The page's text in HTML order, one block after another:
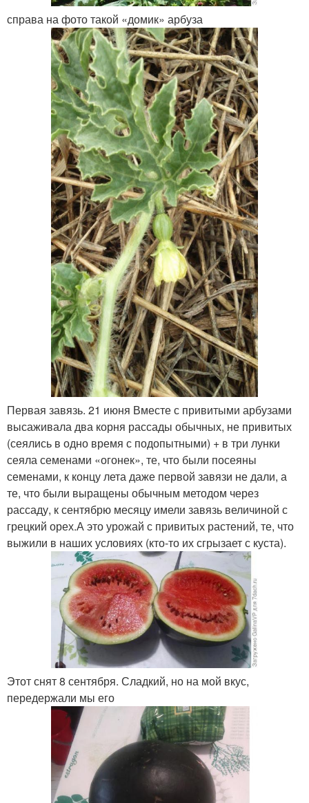
справа на фото такой «домик» арбуза
Первая завязь. 21 июня Вместе с привитыми арбузами
высаживала два корня рассады обычных, не привитых
(сеялись в одно время с подопытными) + в три лунки
сеяла семенами «огонек», те, что были посеяны
семенами, к концу лета даже первой завязи не дали, а
те, что были выращены обычным методом через
рассаду, к сентябрю месяцу имели завязь величиной с
грецкий орех.А это урожай с привитых растений, те, что
выжили в наших условиях (кто-то их сгрызает с куста).
Этот снят 8 сентября. Сладкий, но на мой вкус,
передержали мы его